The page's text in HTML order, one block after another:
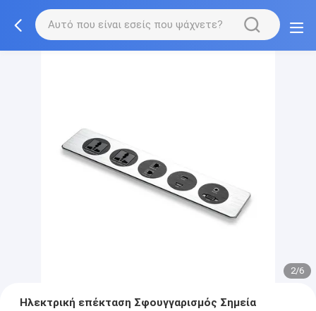
2/6
Ηλεκτρική επέκταση Σφουγγαρισμός Σημεία